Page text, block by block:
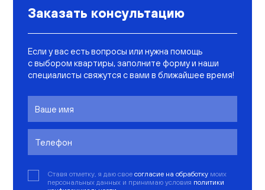
Заказать консультацию
Если у вас есть вопросы или нужна помощь
с выбором квартиры, заполните форму и наши
специалисты свяжутся с вами в ближайшее время!
Ставя отметку, я даю свое согласие на обработку моих
персональных данных и принимаю условия политики